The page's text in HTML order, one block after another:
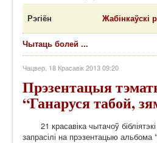
Рэгіён Жабінкаўскі
Чытаць болей ...
Чацвер, 18 Красавік 2013 09:20
Прэзентацыя
“Ганаруся табой,
21 красавіка чытачоў
запрасілі на прэзентацыю альбома